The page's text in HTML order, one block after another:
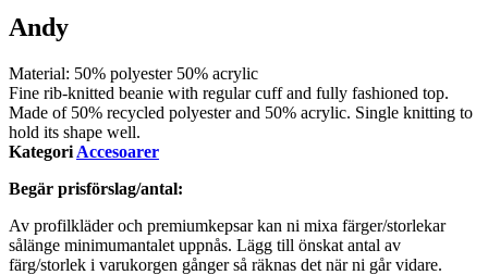
Andy
Material: 50% polyester 50% acrylic
Fine rib-knitted beanie with regular cuff and fully fashioned top.
Made of 50% recycled polyester and 50% acrylic. Single knitting to
hold its shape well.
Kategori Accesoarer
Begär prisförslag/antal:
Av profilkläder och premiumkepsar kan ni mixa färger/storlekar
sålänge minimumantalet uppnås. Lägg till önskat antal av
färg/storlek i varukorgen gånger så räknas det när ni går vidare.